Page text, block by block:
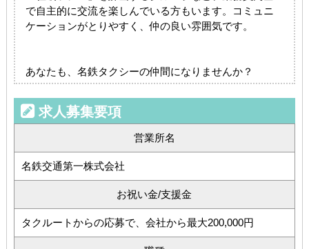
で自主的に交流を楽しんでいる方もいます。コミュニ
ケーションがとりやすく、仲の良い雰囲気です。
あなたも、名鉄タクシーの仲間になりませんか？
求人募集要項
営業所名
名鉄交通第一株式会社
お祝い金/支援金
タクルートからの応募で、会社から最大200,000円